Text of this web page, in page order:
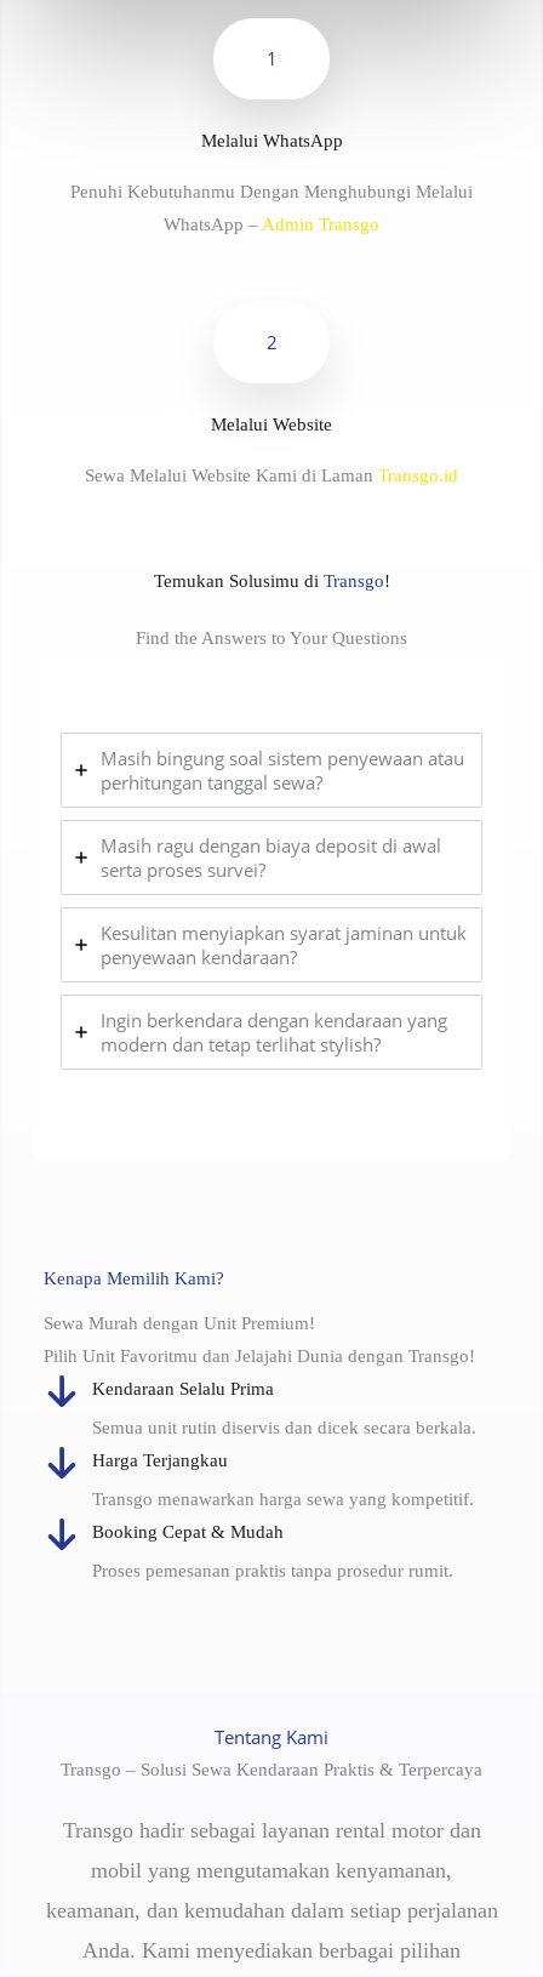
1
Melalui WhatsApp
Penuhi Kebutuhanmu Dengan Menghubungi Melalui
WhatsApp – Admin Transgo
2
Melalui Website
Sewa Melalui Website Kami di Laman Transgo.id
Temukan Solusimu di Transgo!
Find the Answers to Your Questions
Masih bingung soal sistem penyewaan atau
perhitungan tanggal sewa?
Masih ragu dengan biaya deposit di awal
serta proses survei?
Kesulitan menyiapkan syarat jaminan untuk
penyewaan kendaraan?
Ingin berkendara dengan kendaraan yang
modern dan tetap terlihat stylish?
Kenapa Memilih Kami?
Sewa Murah dengan Unit Premium!
Pilih Unit Favoritmu dan Jelajahi Dunia dengan Transgo!
Kendaraan Selalu Prima
Semua unit rutin diservis dan dicek secara berkala.
Harga Terjangkau
Transgo menawarkan harga sewa yang kompetitif.
Booking Cepat & Mudah
Proses pemesanan praktis tanpa prosedur rumit.
Tentang Kami
Transgo – Solusi Sewa Kendaraan Praktis & Terpercaya
Transgo hadir sebagai layanan rental motor dan
mobil yang mengutamakan kenyamanan,
keamanan, dan kemudahan dalam setiap perjalanan
Anda. Kami menyediakan berbagai pilihan